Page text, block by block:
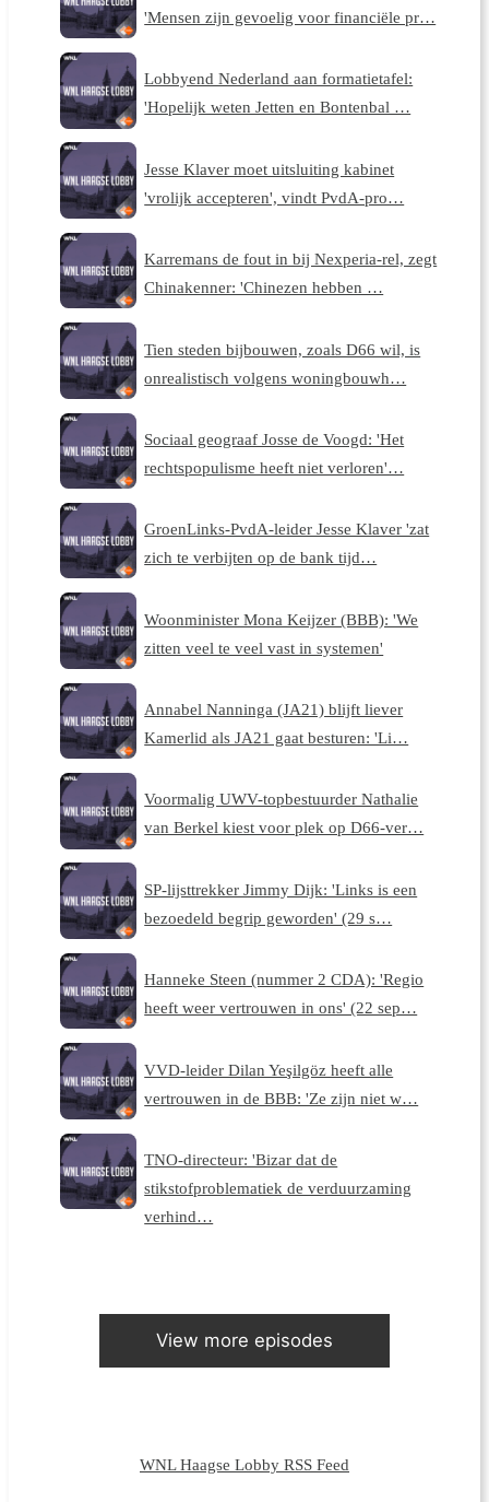
'Mensen zijn gevoelig voor financiële pr…
Lobbyend Nederland aan formatietafel:
'Hopelijk weten Jetten en Bontenbal …
Jesse Klaver moet uitsluiting kabinet
'vrolijk accepteren', vindt PvdA-pro…
Karremans de fout in bij Nexperia-rel, zegt
Chinakenner: 'Chinezen hebben …
Tien steden bijbouwen, zoals D66 wil, is
onrealistisch volgens woningbouwh…
Sociaal geograaf Josse de Voogd: 'Het
rechtspopulisme heeft niet verloren'…
GroenLinks-PvdA-leider Jesse Klaver 'zat
zich te verbijten op de bank tijd…
Woonminister Mona Keijzer (BBB): 'We
zitten veel te veel vast in systemen'
Annabel Nanninga (JA21) blijft liever
Kamerlid als JA21 gaat besturen: 'Li…
Voormalig UWV-topbestuurder Nathalie
van Berkel kiest voor plek op D66-ver…
SP-lijsttrekker Jimmy Dijk: 'Links is een
bezoedeld begrip geworden' (29 s…
Hanneke Steen (nummer 2 CDA): 'Regio
heeft weer vertrouwen in ons' (22 sep…
VVD-leider Dilan Yeşilgöz heeft alle
vertrouwen in de BBB: 'Ze zijn niet w…
TNO-directeur: 'Bizar dat de
stikstofproblematiek de verduurzaming
verhind…
View more episodes
WNL Haagse Lobby RSS Feed